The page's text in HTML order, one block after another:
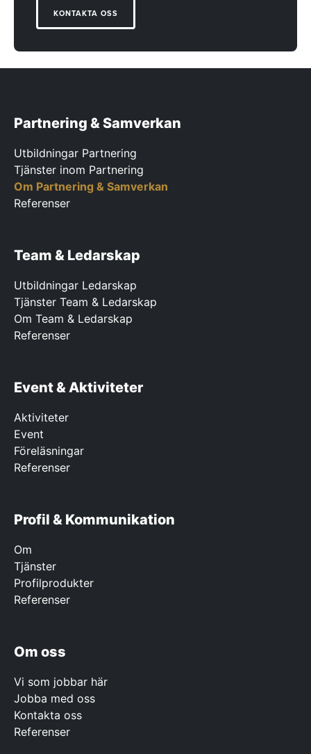
KONTAKTA OSS
Partnering & Samverkan
Utbildningar Partnering
Tjänster inom Partnering
Om Partnering & Samverkan
Referenser
Team & Ledarskap
Utbildningar Ledarskap
Tjänster Team & Ledarskap
Om Team & Ledarskap
Referenser
Event & Aktiviteter
Aktiviteter
Event
Föreläsningar
Referenser
Profil & Kommunikation
Om
Tjänster
Profilprodukter
Referenser
Om oss
Vi som jobbar här
Jobba med oss
Kontakta oss
Referenser